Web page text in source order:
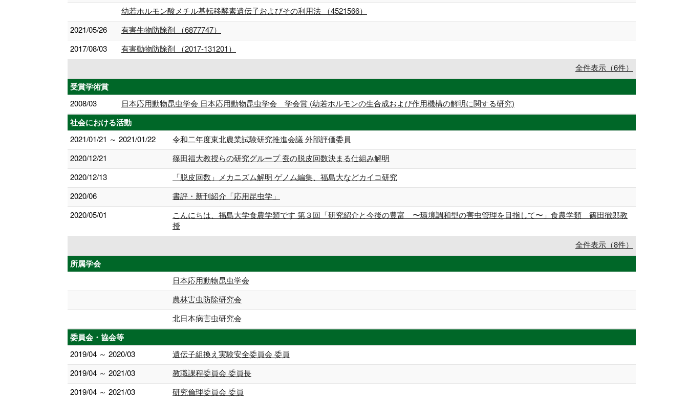
幼若ホルモン酸メチル基転移酵素遺伝子およびその利用法 （4521566）
2021/05/26
有害生物防除剤 （6877747）
2017/08/03
有害動物防除剤 （2017-131201）
全件表示（6件）
受賞学術賞
2008/03 日本応用動物昆虫学会 日本応用動物昆虫学会 学会賞 (幼若ホルモンの生合成および作用機構の解明に関する研究)
社会における活動
2021/01/21 ～ 2021/01/22
令和二年度東北農業試験研究推進会議 外部評価委員
2020/12/21
篠田福大教授らの研究グループ 蚕の脱皮回数決まる仕組み解明
2020/12/13
「脱⽪回数」メカニズム解明 ゲノム編集、福島⼤などカイコ研究
2020/06
書評・新刊紹介「応用昆虫学」
2020/05/01
こんにちは、福島大学食農学類です 第３回「研究紹介と今後の豊富 〜環境調和型の害虫管理を目指して〜」食農学類 篠田徹郎教
授
全件表示（8件）
所属学会
日本応用動物昆虫学会
農林害虫防除研究会
北日本病害虫研究会
委員会・協会等
2019/04 ～ 2020/03
遺伝子組換え実験安全委員会 委員
2019/04 ～ 2021/03
教職課程委員会 委員長
2019/04 ～ 2021/03
研究倫理委員会 委員